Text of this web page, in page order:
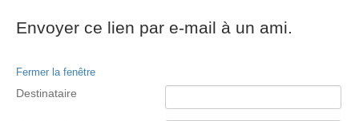
Envoyer ce lien par e-mail à un ami.
Fermer la fenêtre
Destinataire